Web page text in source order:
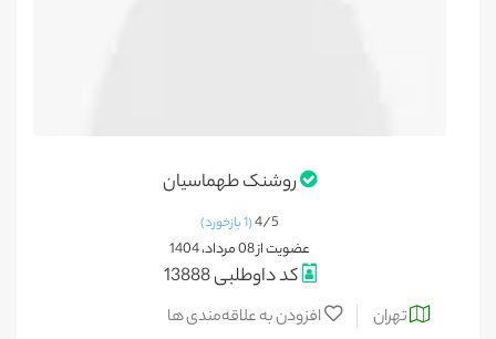
روشنک طهماسیان
4/5 (1 بازخورد)
عضویت از 08 مرداد، 1404
کد داوطلبی 13888
تهران افزودن به علاقه‌مندی ها